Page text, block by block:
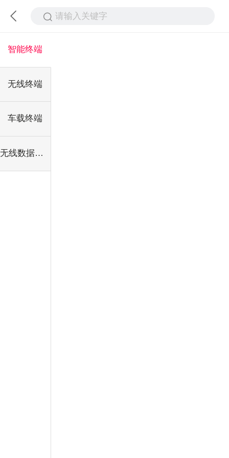
请输入关键字
智能终端
无线终端
车载终端
无线数据模块